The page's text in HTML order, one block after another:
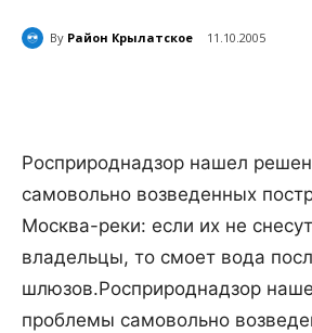
By Район Крылатское 11.10.2005
Росприроднадзор нашел
самовольно возведенных
Москва-реки: если их не
владельцы, то смоет вода
шлюзов.Росприроднадзор
проблемы самовольно